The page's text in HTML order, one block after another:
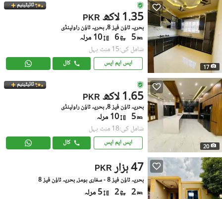
17
ٹائیٹینیم
PKR 1.35 لاکھ
بحریہ ٹاؤن فیز 8, بحریہ ٹاؤن راولپنڈی
5
6 10 مرلہ
شامل کی:15 منٹ پہل
ایس ایم ایس کال
20
ٹائیٹینیم
PKR 1.65 لاکھ
بحریہ ٹاؤن فیز 8, بحریہ ٹاؤن راولپنڈی
5 10 مرلہ
شامل کی:18 منٹ پہل
ایس ایم ایس کال
PKR 47 ہزار
بحریہ ٹاؤن فیز 8 - سفاری ہومز, بحریہ ٹاؤن فیز 8
2
2 5 مرلہ